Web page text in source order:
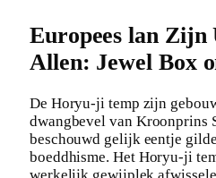
Europees lan Zijn
Allen: Jewel Box
De Horyu-ji temp zijn
dwangbevel van Kroonprins
beschouwd gelijk eentje
boeddhisme. Het Horyu-ji